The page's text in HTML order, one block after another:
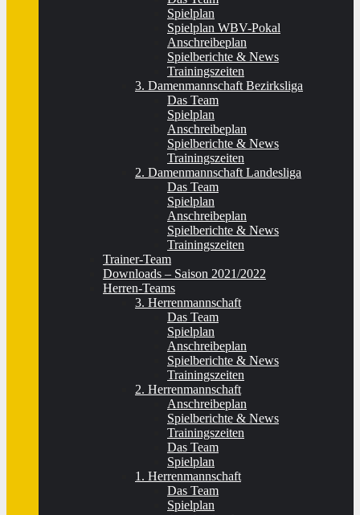
Spielplan
Spielplan WBV-Pokal
Anschreibeplan
Spielberichte & News
Trainingszeiten
3. Damenmannschaft Bezirksliga
Das Team
Spielplan
Anschreibeplan
Spielberichte & News
Trainingszeiten
2. Damenmannschaft Landesliga
Das Team
Spielplan
Anschreibeplan
Spielberichte & News
Trainingszeiten
Trainer-Team
Downloads – Saison 2021/2022
Herren-Teams
3. Herrenmannschaft
Das Team
Spielplan
Anschreibeplan
Spielberichte & News
Trainingszeiten
2. Herrenmannschaft
Anschreibeplan
Spielberichte & News
Trainingszeiten
Das Team
Spielplan
1. Herrenmannschaft
Das Team
Spielplan